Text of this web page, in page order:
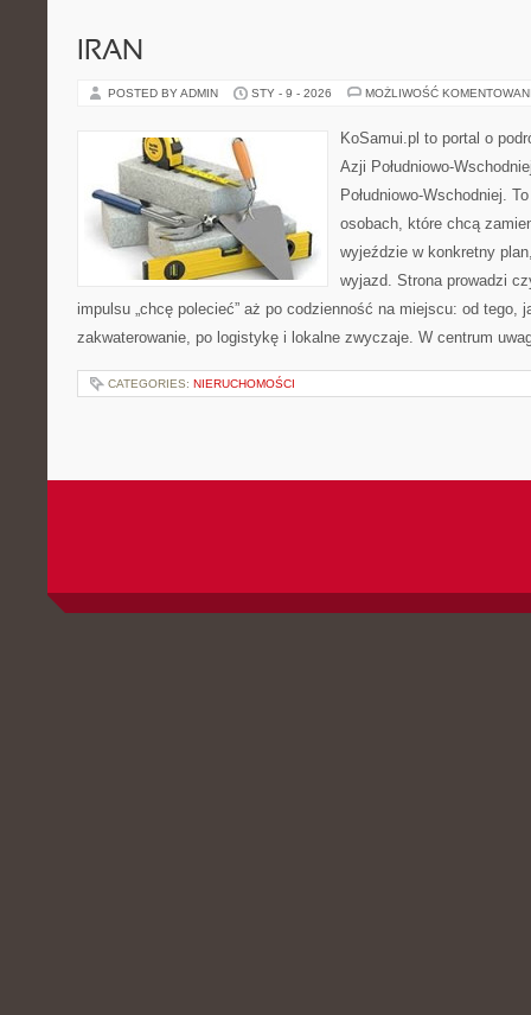
IRAN
POSTED BY ADMIN STY - 9 - 2026 MOŻLIWOŚĆ
KoSamui.pl to portal o
Azji Południowo-
Południowo-Wschodniej.
osobach, które chcą
wyjeździe w konkretny
wyjazd. Strona prowadzi
impulsu „chcę polecieć” aż po codzienność na miejscu: od tego,
zakwaterowanie, po logistykę i lokalne zwyczaje. W centrum
CATEGORIES: NIERUCHOMOŚCI